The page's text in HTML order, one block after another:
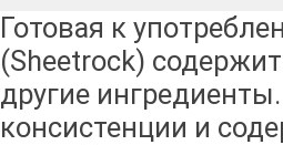
Готовая к
(Sheetrock)
другие
консистенции и